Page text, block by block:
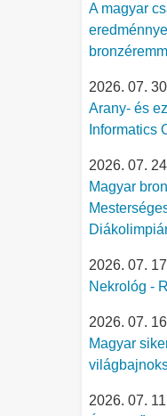
A magyar
2026. 07.
Arany- és
Informatics
2026. 07.
Magyar
2026. 07.
Nekrológ -
2026. 07.
Magyar
2026. 07.